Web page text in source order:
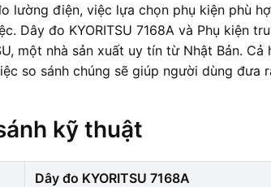
lường điện, việc lựa chọn phụ kiện phù
Dây đo KYORITSU 7168A và Phụ kiện
một nhà sản xuất uy tín từ Nhật Bản.
so sánh chúng sẽ giúp người dùng đưa
kỹ thuật
Dây đo KYORITSU 7168A